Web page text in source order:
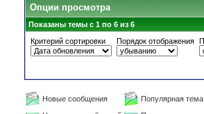
Опции просмотра
Показаны темы с 1 по 6 из 6
Критерий сортировки
Порядок отображения
Новые сообщения
Популярная